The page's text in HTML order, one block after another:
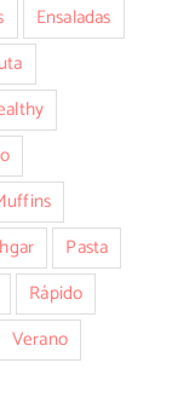
Ensaladas
Pasta
Rápido
Verano